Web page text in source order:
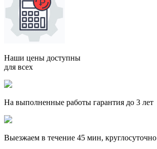
Наши цены доступны
для всех
На выполненные работы гарантия до 3 лет
Выезжаем в течение 45 мин, круглосуточно